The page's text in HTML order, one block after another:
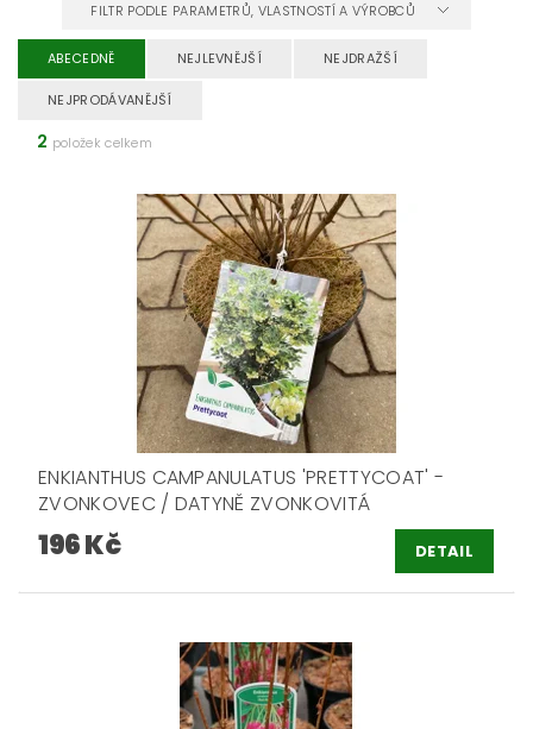
FILTR PODLE PARAMETRŮ, VLASTNOSTÍ A VÝROBCŮ
ABECEDNĚ NEJLEVNĚJŠÍ NEJDRAŽŠÍ
NEJPRODÁVANĚJŠÍ
2 položek celkem
ENKIANTHUS CAMPANULATUS 'PRETTYCOAT' -
ZVONKOVEC / DATYNĚ ZVONKOVITÁ
196 Kč DETAIL